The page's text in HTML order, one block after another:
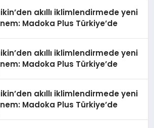
akıllı iklimlendirmede yeni
Madoka Plus Türkiye’de
akıllı iklimlendirmede yeni
Madoka Plus Türkiye’de
akıllı iklimlendirmede yeni
Madoka Plus Türkiye’de